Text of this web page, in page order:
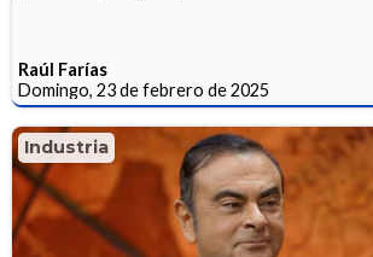
Raúl Farías
Domingo, 23 de febrero de 2025
Industria